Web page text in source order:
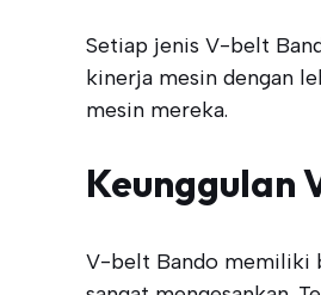
Setiap jenis V-belt
kinerja mesin dengan
mesin mereka.
Keunggulan
V-belt Bando memiliki